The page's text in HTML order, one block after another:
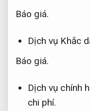
Báo giá.
Dịch vụ Khắc
Báo giá.
Dịch vụ chính
chi phí.